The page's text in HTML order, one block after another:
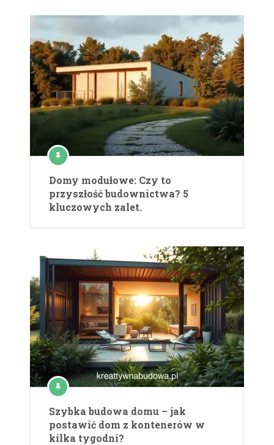
Domy modułowe: Czy to
przyszłość budownictwa? 5
kluczowych zalet.
Szybka budowa domu – jak
postawić dom z kontenerów w
kilka tygodni?